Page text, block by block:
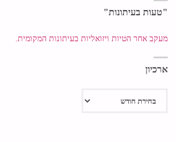
"טעות בעיתונות"
מעקב אחר הטיות ויזואליות בעיתונות המקומית.
ארכיון